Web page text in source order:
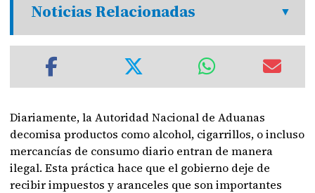
Noticias Relacionadas
Diariamente, la Autoridad Nacional de Aduanas
decomisa productos como alcohol, cigarrillos, o incluso
mercancías de consumo diario entran de manera
ilegal. Esta práctica hace que el gobierno deje de
recibir impuestos y aranceles que son importantes